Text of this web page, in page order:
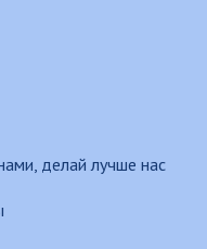
делай лучше нас